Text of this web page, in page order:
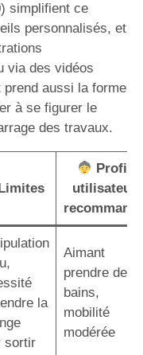
simplifient ce
personnalisés, et
via des vidéos
prend aussi la forme
à se figurer le
des travaux.
Profil
utilisateur
la
sortir
Aimant
prendre des
bains,
mobilité
modérée